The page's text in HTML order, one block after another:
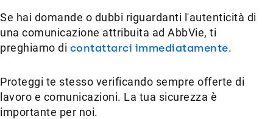
Se hai domande o dubbi riguardanti l'autenticità di
una comunicazione attribuita ad AbbVie, ti
preghiamo di contattarci immediatamente.
Proteggi te stesso verificando sempre offerte di
lavoro e comunicazioni. La tua sicurezza è
importante per noi.